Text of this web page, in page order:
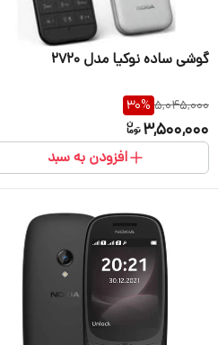
گوشی ساده نوکیا مدل ۲۷۲۰
5,045,000
30%
3,500,000
افزودن به سبد